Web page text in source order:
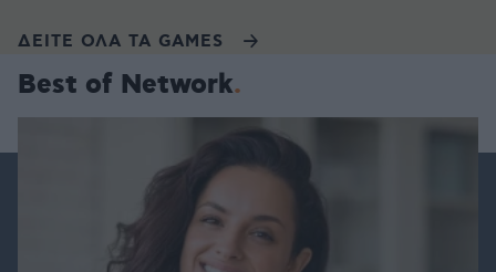
ΔΕΙΤΕ ΟΛΑ ΤΑ GAMES
Best of Network